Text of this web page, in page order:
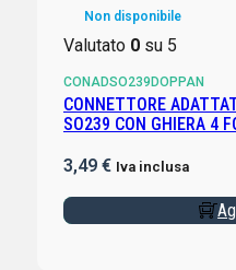
Non disponibile
Valutato 0su 5
CONADSO239DOPPAN
CONNETTORE
SO239 CON GHIERA 4
3,49 € Iva inclusa